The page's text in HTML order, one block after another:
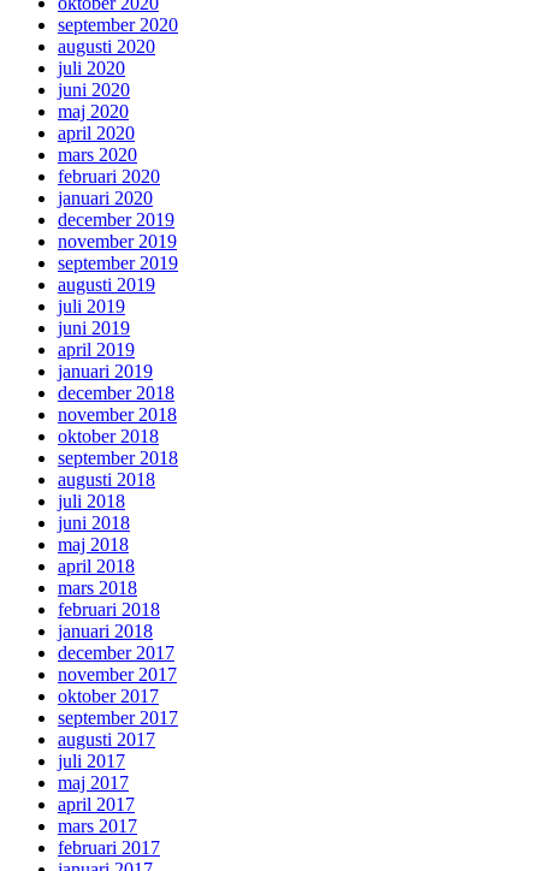
september 2020
augusti 2020
juli 2020
juni 2020
maj 2020
april 2020
mars 2020
februari 2020
januari 2020
december 2019
november 2019
september 2019
augusti 2019
juli 2019
juni 2019
april 2019
januari 2019
december 2018
november 2018
oktober 2018
september 2018
augusti 2018
juli 2018
juni 2018
maj 2018
april 2018
mars 2018
februari 2018
januari 2018
december 2017
november 2017
oktober 2017
september 2017
augusti 2017
juli 2017
maj 2017
april 2017
mars 2017
februari 2017